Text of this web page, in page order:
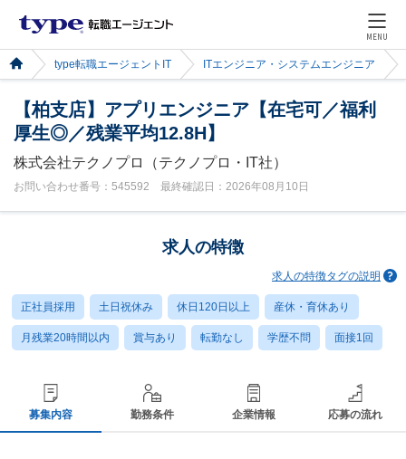
MENU
type転職エージェントIT ITエンジニア・システムエンジニア
【柏支店】アプリエンジニア【在宅可／福利
厚生◎／残業平均12.8H】
株式会社テクノプロ（テクノプロ・IT社）
お問い合わせ番号：545592 最終確認日：2026年08月10日
求人の特徴
求人の特徴タグの説明
正社員採用 土日祝休み 休日120日以上 産休・育休あり
月残業20時間以内 賞与あり 転勤なし 学歴不問 面接1回
募集内容 勤務条件 企業情報 応募の流れ